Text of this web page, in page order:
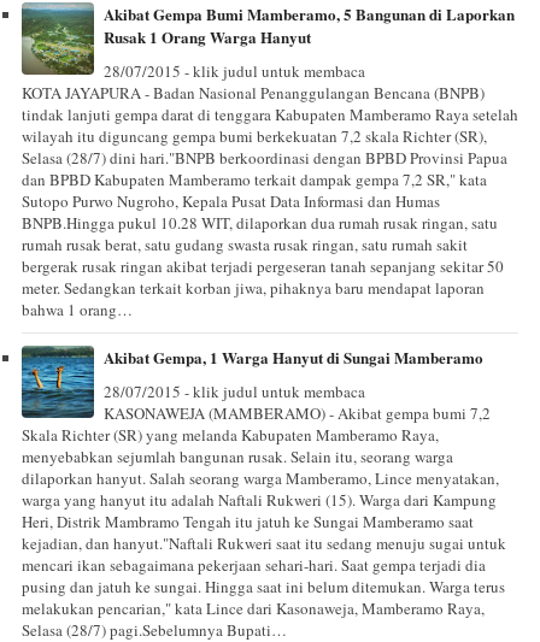
Akibat Gempa Bumi Mamberamo, 5 Bangunan di Laporkan
Rusak 1 Orang Warga Hanyut
28/07/2015 - klik judul untuk membaca
KOTA JAYAPURA - Badan Nasional Penanggulangan Bencana (BNPB)
tindak lanjuti gempa darat di tenggara Kabupaten Mamberamo Raya setelah
wilayah itu diguncang gempa bumi berkekuatan 7,2 skala Richter (SR),
Selasa (28/7) dini hari."BNPB berkoordinasi dengan BPBD Provinsi Papua
dan BPBD Kabupaten Mamberamo terkait dampak gempa 7,2 SR," kata
Sutopo Purwo Nugroho, Kepala Pusat Data Informasi dan Humas
BNPB.Hingga pukul 10.28 WIT, dilaporkan dua rumah rusak ringan, satu
rumah rusak berat, satu gudang swasta rusak ringan, satu rumah sakit
bergerak rusak ringan akibat terjadi pergeseran tanah sepanjang sekitar 50
meter. Sedangkan terkait korban jiwa, pihaknya baru mendapat laporan
bahwa 1 orang…
Akibat Gempa, 1 Warga Hanyut di Sungai Mamberamo
28/07/2015 - klik judul untuk membaca
KASONAWEJA (MAMBERAMO) - Akibat gempa bumi 7,2
Skala Richter (SR) yang melanda Kabupaten Mamberamo Raya,
menyebabkan sejumlah bangunan rusak. Selain itu, seorang warga
dilaporkan hanyut. Salah seorang warga Mamberamo, Lince menyatakan,
warga yang hanyut itu adalah Naftali Rukweri (15). Warga dari Kampung
Heri, Distrik Mambramo Tengah itu jatuh ke Sungai Mamberamo saat
kejadian, dan hanyut."Naftali Rukweri saat itu sedang menuju sugai untuk
mencari ikan sebagaimana pekerjaan sehari-hari. Saat gempa terjadi dia
pusing dan jatuh ke sungai. Hingga saat ini belum ditemukan. Warga terus
melakukan pencarian," kata Lince dari Kasonaweja, Mamberamo Raya,
Selasa (28/7) pagi.Sebelumnya Bupati…